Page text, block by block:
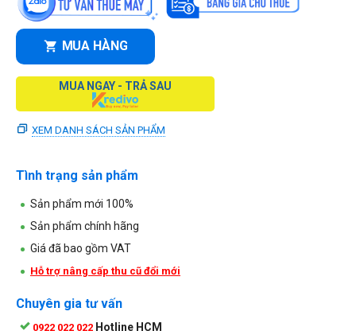
MUA HÀNG
MUA NGAY - TRẢ SAU
XEM DANH SÁCH SẢN PHẨM
Tình trạng sản phẩm
Sản phẩm mới 100%
Sản phẩm chính hãng
Giá đã bao gồm VAT
Hỗ trợ nâng cấp thu cũ đổi mới
Chuyên gia tư vấn
0922 022 022 Hotline HCM